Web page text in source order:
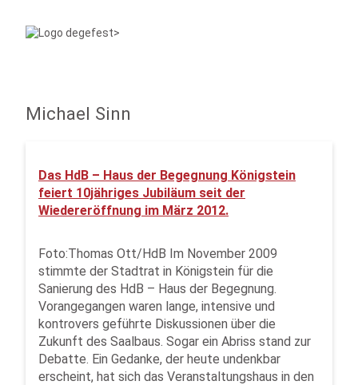
Michael Sinn
Das HdB – Haus der Begegnung Königstein
feiert 10jähriges Jubiläum seit der
Wiedereröffnung im März 2012.
Foto:Thomas Ott/HdB Im November 2009
stimmte der Stadtrat in Königstein für die
Sanierung des HdB – Haus der Begegnung.
Vorangegangen waren lange, intensive und
kontrovers geführte Diskussionen über die
Zukunft des Saalbaus. Sogar ein Abriss stand zur
Debatte. Ein Gedanke, der heute undenkbar
erscheint, hat sich das Veranstaltungshaus in den